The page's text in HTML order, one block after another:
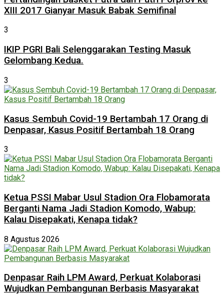
XIII 2017 Gianyar Masuk Babak Semifinal
3
IKIP PGRI Bali Selenggarakan Testing Masuk
Gelombang Kedua.
3
Kasus Sembuh Covid-19 Bertambah 17 Orang di
Denpasar, Kasus Positif Bertambah 18 Orang
3
Ketua PSSI Mabar Usul Stadion Ora Flobamorata
Berganti Nama Jadi Stadion Komodo, Wabup:
Kalau Disepakati, Kenapa tidak?
8 Agustus 2026
Denpasar Raih LPM Award, Perkuat Kolaborasi
Wujudkan Pembangunan Berbasis Masyarakat